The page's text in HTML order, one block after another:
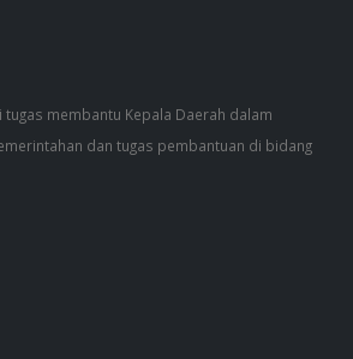
membantu Kepala Daerah dalam
dan tugas pembantuan di bidang